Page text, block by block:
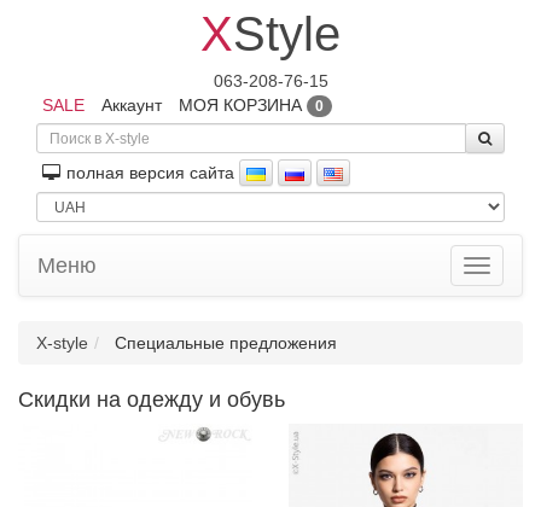
XStyle
063-208-76-15
SALE
Аккаунт МОЯ КОРЗИНА 0
полная версия сайта
Toggle
Меню
X-style Специальные предложения
Скидки на одежду и обувь